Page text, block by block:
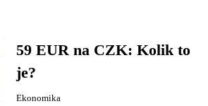
59 EUR na CZK: Kolik to
je?
Ekonomika